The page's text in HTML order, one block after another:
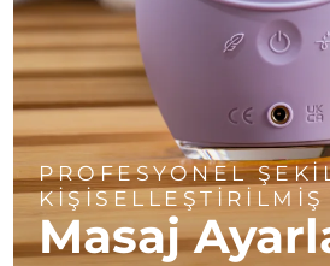
PROFESYONEL
KİŞİSELLEŞTİRİLMİŞ
Masaj